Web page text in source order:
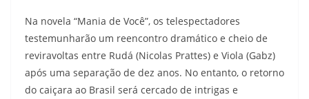
Na novela “Mania de Você”, os telespectadores
testemunharão um reencontro dramático e cheio de
reviravoltas entre Rudá (Nicolas Prattes) e Viola (Gabz)
após uma separação de dez anos. No entanto, o retorno
do caiçara ao Brasil será cercado de intrigas e